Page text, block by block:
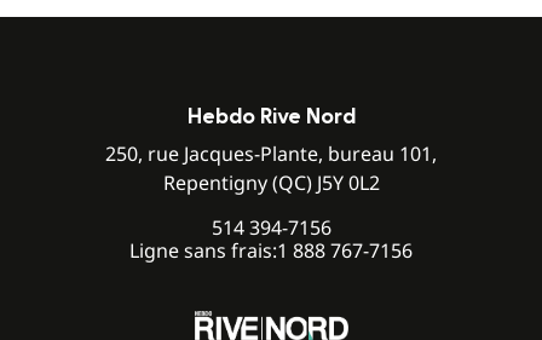
Hebdo Rive Nord
250, rue Jacques-Plante, bureau 101,
Repentigny (QC) J5Y 0L2
514 394-7156
Ligne sans frais:1 888 767-7156